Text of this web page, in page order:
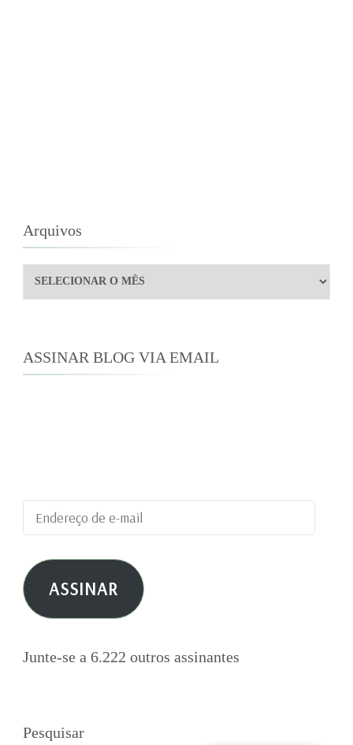
Arquivos
Arquivos
ASSINAR BLOG VIA EMAIL
Endereço
de
e-
mail ASSINAR
Junte-se a 6.222 outros assinantes
Pesquisar